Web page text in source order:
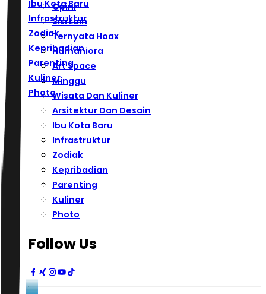
Ibu Kota Baru
Infrastruktur
Zodiak
Kepribadian
Parenting
Kuliner
Photo
Opini
Sisi Lain
Ternyata Hoax
Humaniora
Art Space
Minggu
Wisata Dan Kuliner
Arsitektur Dan Desain
Ibu Kota Baru
Infrastruktur
Zodiak
Kepribadian
Parenting
Kuliner
Photo
Follow Us